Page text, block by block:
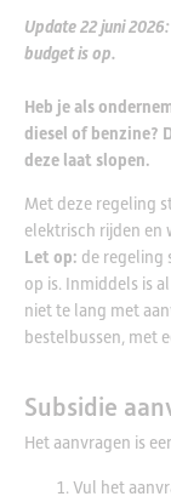
Update 22 juni
budget is op.
Heb je als
diesel of benzine?
deze laat slopen.
Met deze regeling
elektrisch rijden en
Let op: de regeling
op is. Inmiddels is
niet te lang met
bestelbussen, met
Subsidie
Het aanvragen is
Vul het